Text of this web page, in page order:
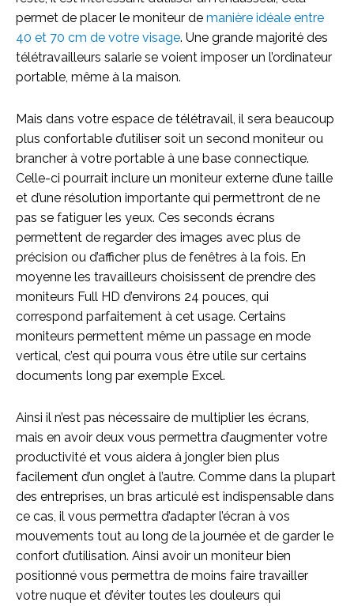
permet de placer le moniteur de manière idéale entre
40 et 70 cm de votre visage. Une grande majorité des
télétravailleurs salarie se voient imposer un l’ordinateur
portable, même à la maison.
Mais dans votre espace de télétravail, il sera beaucoup
plus confortable d’utiliser soit un second moniteur ou
brancher à votre portable à une base connectique.
Celle-ci pourrait inclure un moniteur externe d’une taille
et d’une résolution importante qui permettront de ne
pas se fatiguer les yeux. Ces seconds écrans
permettent de regarder des images avec plus de
précision ou d’afficher plus de fenêtres à la fois. En
moyenne les travailleurs choisissent de prendre des
moniteurs Full HD d’environs 24 pouces, qui
correspond parfaitement à cet usage. Certains
moniteurs permettent même un passage en mode
vertical, c’est qui pourra vous être utile sur certains
documents long par exemple Excel.
Ainsi il n’est pas nécessaire de multiplier les écrans,
mais en avoir deux vous permettra d’augmenter votre
productivité et vous aidera à jongler bien plus
facilement d’un onglet à l’autre. Comme dans la plupart
des entreprises, un bras articulé est indispensable dans
ce cas, il vous permettra d’adapter l’écran à vos
mouvements tout au long de la journée et de garder le
confort d’utilisation. Ainsi avoir un moniteur bien
positionné vous permettra de moins faire travailler
votre nuque et d’éviter toutes les douleurs qui